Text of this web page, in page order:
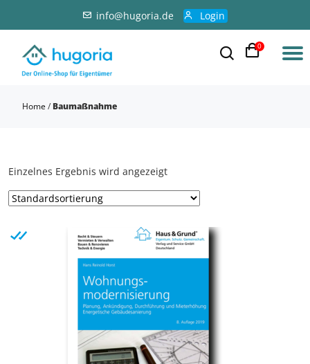
info@hugoria.de Login
0
Home / Baumaßnahme
Einzelnes Ergebnis wird angezeigt